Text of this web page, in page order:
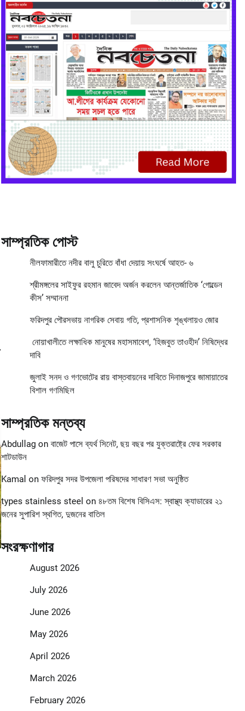
সাম্প্রতিক পোস্ট
নীলফামারীতে নদীর বালু চুরিতে বাঁধা দেয়ায় সংঘর্ষে আহত- ৬
শ্রীমঙ্গলের সাইফুর রহমান জাবেদ অর্জন করলেন আন্তর্জাতিক ‘গোল্ডেন
কীস’ সম্মাননা
ফরিদপুর পৌরসভায় নাগরিক সেবায় গতি, প্রশাসনিক শৃঙ্খলায়ও জোর
নোয়াখালীতে লক্ষাধিক মানুষের মহাসমাবেশ, ‘হিজবুত তাওহীদ’ নিষিদ্ধের
দাবি
জুলাই সনদ ও গণভোটের রায় বাস্তবায়নের দাবিতে দিনাজপুরে জামায়াতের
বিশাল গণমিছিল
সাম্প্রতিক মন্তব্য
Abdullagon বাজেট পাসে ব্যর্থ সিনেট, ছয় বছর পর যুক্তরাষ্ট্রে ফের সরকার
শাটডাউন
Kamal on ফরিদপুর সদর উপজেলা পরিষদের সাধারণ সভা অনুষ্ঠিত
types stainless steel on ৪৮তম বিশেষ বিসিএস: স্বাস্থ্য ক্যাডারের ২১
জনের সুপারিশ স্থগিত, দুজনের বাতিল
সংরক্ষণাগার
August 2026
July 2026
June 2026
May 2026
April 2026
March 2026
February 2026